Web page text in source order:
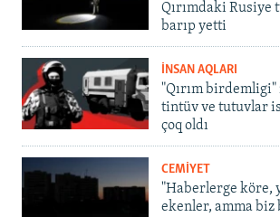
Qırımdaki Rusiye
barıp yetti
İNSAN AQLARI
"Qırım
tintüv ve tutuvlar
çoq oldı
CEMİYET
"Haberlerge köre,
ekenler, amma biz